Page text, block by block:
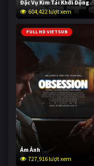
Đặc Vụ Kim Tái Khởi Động
604,422 lượt xem
FULL HD VIETSUB
Ám Ảnh
727,916 lượt xem